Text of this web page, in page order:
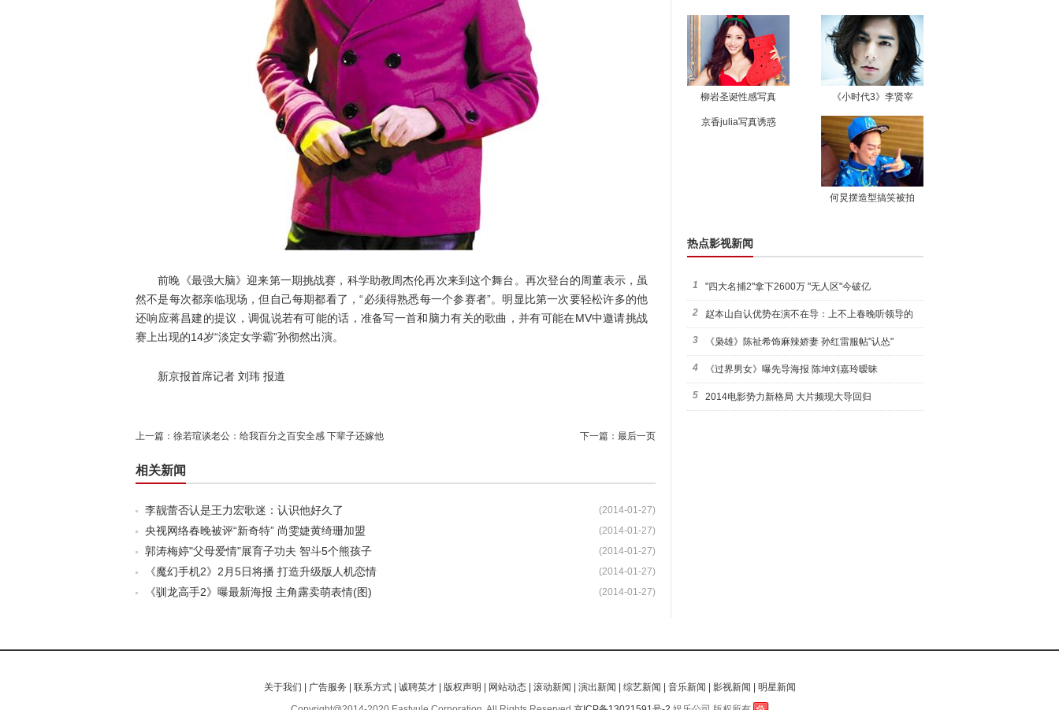
前晚《最强大脑》迎来第一期挑战赛，科学助教周杰伦再次来到这个舞台。再次登台的周董表示，虽
然不是每次都亲临现场，但自己每期都看了，“必须得熟悉每一个参赛者”。明显比第一次要轻松许多的他
还响应蒋昌建的提议，调侃说若有可能的话，准备写一首和脑力有关的歌曲，并有可能在MV中邀请挑战
赛上出现的14岁“淡定女学霸”孙彻然出演。
新京报首席记者 刘玮 报道
上一篇： 徐若瑄谈老公：给我百分之百安全感 下辈子还嫁他 下一篇： 最后一页
相关新闻
(2014-01-27)
李靓蕾否认是王力宏歌迷：认识他好久了
(2014-01-27)
央视网络春晚被评“新奇特” 尚雯婕黄绮珊加盟
(2014-01-27)
郭涛梅婷"父母爱情"展育子功夫 智斗5个熊孩子
(2014-01-27)
《魔幻手机2》2月5日将播 打造升级版人机恋情
(2014-01-27)
《驯龙高手2》曝最新海报 主角露卖萌表情(图)
柳岩圣诞性感写真 《小时代3》李贤宰
京香julia写真诱惑
何炅摆造型搞笑被拍
热点影视新闻
1 "四大名捕2"拿下2600万 "无人区"今破亿
2 赵本山自认优势在演不在导：上不上春晚听领导的
3 《枭雄》陈祉希饰麻辣娇妻 孙红雷服帖"认怂"
4 《过界男女》曝先导海报 陈坤刘嘉玲暧昧
5 2014电影势力新格局 大片频现大导回归
关于我们 广告服务 联系方式| 诚聘英才| 版权声明 网站动态| 滚动新闻 演出新闻 综艺新闻 音乐新闻 影视新闻 明星新闻